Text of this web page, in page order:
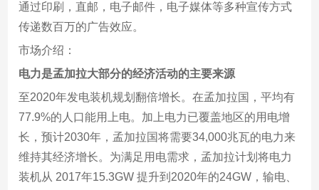
通过印刷，直邮，电子邮件，电子媒体等多种宣传方式
传递数百万的广告效应。
市场介绍：
电力是孟加拉大部分的经济活动的主要来源
至2020年发电装机规划翻倍增长。在孟加拉国，平均有
77.9%的人口能用上电。加上电力已覆盖地区的用电增
长，预计2030年，孟加拉国将需要34,000兆瓦的电力来
维持其经济增长。为满足用电需求，孟加拉计划将电力
装机从 2017年15.3GW 提升到2020年的24GW，输电、